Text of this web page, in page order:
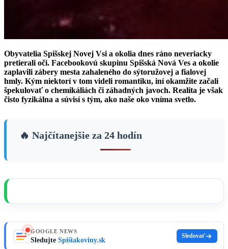
Obyvatelia Spišskej Novej Vsi a okolia dnes ráno neveriacky
pretierali oči. Facebookovú skupinu Spišská Nová Ves a okolie
zaplavili zábery mesta zahaleného do sýtoružovej a fialovej
hmly. Kým niektorí v tom videli romantiku, iní okamžite začali
špekulovať o chemikáliách či záhadných javoch. Realita je však
🔥 Najčítanejšie za 24 hodín
Čítajte Spišiakoviny úplne bez reklám
Podporte nás symbolickou sumou a ako
poďakovanie vám okamžite vypneme všetky